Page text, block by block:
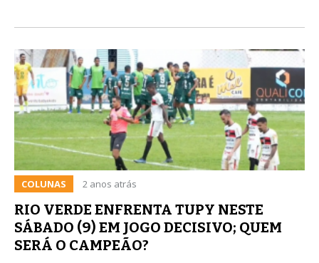
COLUNAS 2 anos atrás
RIO VERDE ENFRENTA TUPY NESTE
SÁBADO (9) EM JOGO DECISIVO; QUEM
SERÁ O CAMPEÃO?